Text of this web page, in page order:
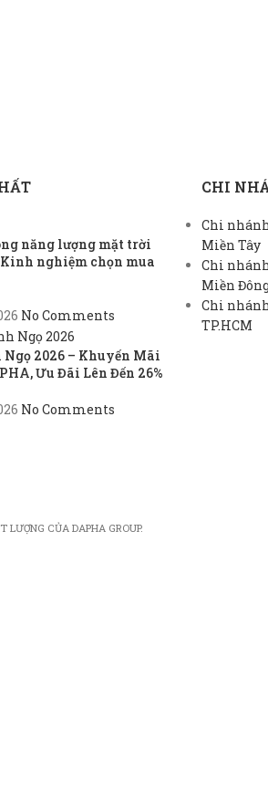
năng lượng mặt trời
nghiệm chọn mua
No Comments
2026 – Khuyến Mãi
Ưu Đãi Lên Đến 26%
No Comments
CHI
Chi
Miền Tây
Chi
Miền
Chi
TP.HCM
LƯỢNG CỦA DAPHA GROUP.